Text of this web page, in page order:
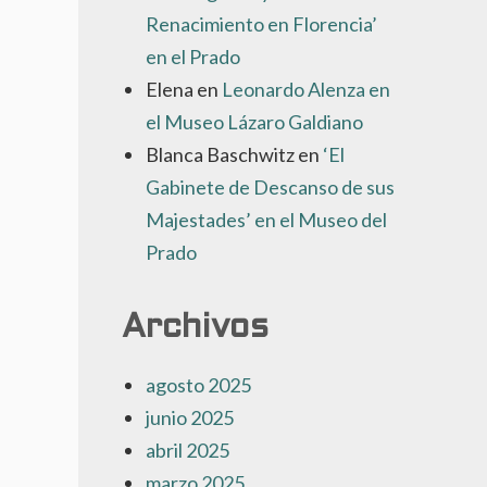
Renacimiento en Florencia’
en el Prado
Elena en Leonardo Alenza en
el Museo Lázaro Galdiano
Blanca Baschwitzen ‘El
Gabinete de Descanso de sus
Majestades’ en el Museo del
Prado
Archivos
agosto 2025
junio 2025
abril 2025